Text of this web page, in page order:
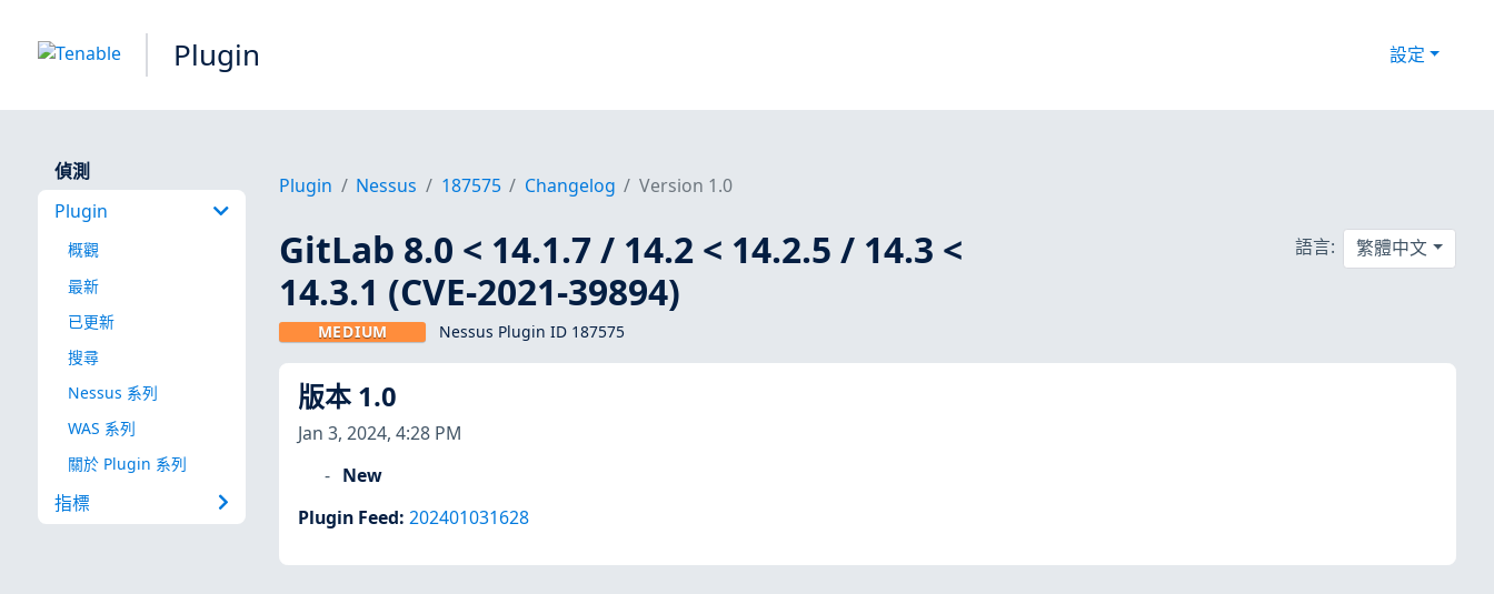
Plugin 設定
偵測
Plugin
概觀
最新
已更新
搜尋
Nessus 系列
WAS 系列
關於 Plugin 系列
指標
Plugin Nessus 187575 Changelog Version 1.0
GitLab 8.0 < 14.1.7 / 14.2 < 14.2.5 / 14.3 <
14.3.1 (CVE-2021-39894)
MEDIUM Nessus Plugin ID 187575
語言: 繁體中文
版本 1.0
Jan 3, 2024, 4:28 PM
New
Plugin Feed: 202401031628